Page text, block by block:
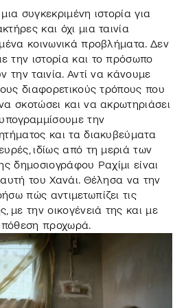
συγκεκριμένη ιστορία για
και όχι μια ταινία
κοινωνικά προβλήματα. Δεν
την ιστορία και το πρόσωπο
την ταινία. Αντί να κάνουμε
διαφορετικούς τρόπους που
σκοτώσει και να ακρωτηριάσει
την
και τα διακυβεύματα
ιδίως από τη μεριά των
δημοσιογράφου Ραχίμι είναι
του Χανάι. Θέλησα να την
πώς αντιμετωπίζει τις
με την οικογένειά της και με
προχωρά.